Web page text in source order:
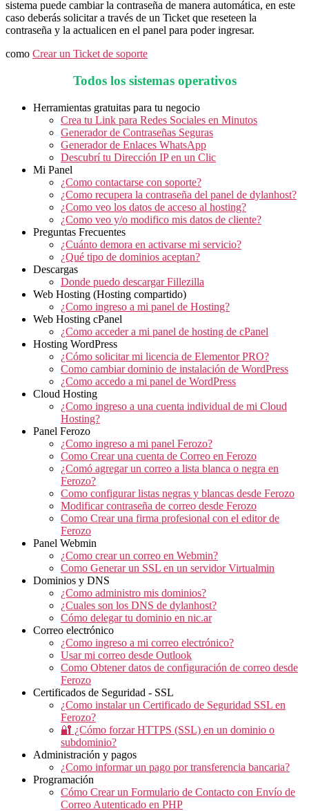
sistema puede cambiar la contraseña de manera automática, en este
caso deberás solicitar a través de un Ticket que reseteen la
contraseña y la actualicen en el panel para poder ingresar.
como Crear un Ticket de soporte
Todos los sistemas operativos
Herramientas gratuitas para tu negocio
Crea tu Link para Redes Sociales en Minutos
Generador de Contraseñas Seguras
Generador de Enlaces WhatsApp
Descubrí tu Dirección IP en un Clic
Mi Panel
¿Como contactarse con soporte?
¿Como recupera la contraseña del panel de dylanhost?
¿Como veo los datos de acceso al hosting?
¿Como veo y/o modifico mis datos de cliente?
Preguntas Frecuentes
¿Cuánto demora en activarse mi servicio?
¿Qué tipo de dominios aceptan?
Descargas
Donde puedo descargar Fillezilla
Web Hosting (Hosting compartido)
¿Como ingreso a mi panel de Hosting?
Web Hosting cPanel
¿Como acceder a mi panel de hosting de cPanel
Hosting WordPress
¿Cómo solicitar mi licencia de Elementor PRO?
Como cambiar dominio de instalación de WordPress
¿Como accedo a mi panel de WordPress
Cloud Hosting
¿Como ingreso a una cuenta individual de mi Cloud
Hosting?
Panel Ferozo
¿Como ingreso a mi panel Ferozo?
Como Crear una cuenta de Correo en Ferozo
¿Comó agregar un correo a lista blanca o negra en
Ferozo?
Como configurar listas negras y blancas desde Ferozo
Modificar contraseña de correo desde Ferozo
Como Crear una firma profesional con el editor de
Ferozo
Panel Webmin
¿Como crear un correo en Webmin?
Como Generar un SSL en un servidor Virtualmin
Dominios y DNS
¿Como administro mis dominios?
¿Cuales son los DNS de dylanhost?
Cómo delegar tu dominio en nic.ar
Correo electrónico
¿Como ingreso a mi correo electrónico?
Usar mi correo desde Outlook
Como Obtener datos de configuración de correo desde
Ferozo
Certificados de Seguridad - SSL
¿Como instalar un Certificado de Seguridad SSL en
Ferozo?
🔐 ¿Cómo forzar HTTPS (SSL) en un dominio o
subdominio?
Administración y pagos
¿Como informar un pago por transferencia bancaria?
Programación
Cómo Crear un Formulario de Contacto con Envío de
Correo Autenticado en PHP